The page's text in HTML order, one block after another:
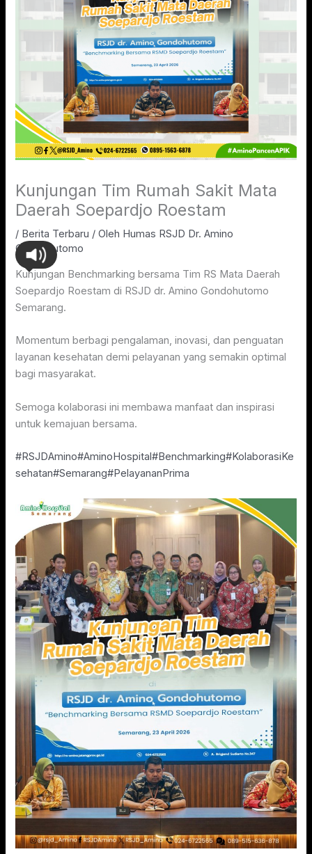
Kunjungan Tim Rumah Sakit Mata
Daerah Soepardjo Roestam
/ Berita Terbaru / Oleh Humas RSJD Dr. Amino
Gondohutomo
Kunjungan Benchmarking bersama Tim RS Mata Daerah
Soepardjo Roestam di RSJD dr. Amino Gondohutomo
Semarang.
Momentum berbagi pengalaman, inovasi, dan penguatan
layanan kesehatan demi pelayanan yang semakin optimal
bagi masyarakat.
Semoga kolaborasi ini membawa manfaat dan inspirasi
untuk kemajuan bersama.
#RSJDAmino#AminoHospital#Benchmarking#KolaborasiKe
sehatan#Semarang#PelayananPrima